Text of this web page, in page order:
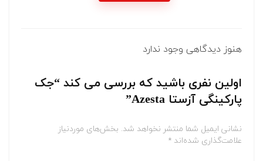
هنوز دیدگاهی وجود ندارد
اولین نفری باشید که بررسی می کند “جک
پارکینگی آزستا Azesta”
نشانی ایمیل شما منتشر نخواهد شد. بخش‌های موردنیاز
علامت‌گذاری شده‌اند *